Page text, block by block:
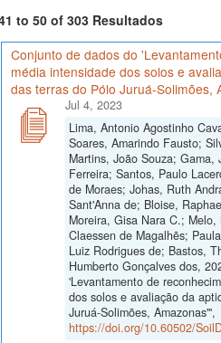
to 50 of 303 Resultados
Conjunto de dados do
média intensidade dos solos e
das terras do Pólo Juruá-Solimões,
Jul 4, 2023
Lima, Antonio Agostinho
Soares, Amarindo Fausto;
Martins, João Souza; Gama,
Ferreira; Santos, Paulo
de Moraes; Johas, Ruth
Sant'Anna de; Bloise,
Moreira, Gisa Nara C.;
Claessen de Magalhẽs;
Luiz Rodrigues de; Bastos,
Humberto Gonçalves dos,
'Levantamento de
dos solos e avaliação da
Juruá-Solimões, Amazonas'",
https://doi.org/10.60502/